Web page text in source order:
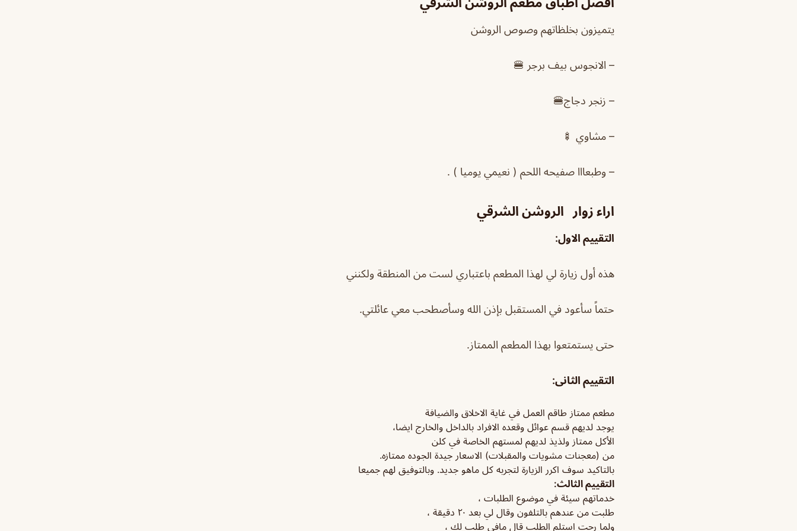
يتميزون بخلظاتهم وصوص الروشن
– الانجوس بيف برجر 🍔
– زنجر دجاج🍔
– مشاوي 🍢
– وطبعااا صفيحه اللحم ( نعيمي يوميا ) .
اراء زوار الروشن الشرقي
التقييم الاول:
هذه أول زيارة لي لهذا المطعم باعتباري لست من المنطقة ولكنني
حتماً سأعود في المستقبل بإذن الله وسأصطحب معي عائلتي.
حتى يستمتعوا بهذا المطعم الممتاز.
التقييم الثانى:
مطعم ممتاز طاقم العمل في غاية الاخلاق والضيافة
يوجد لديهم قسم عوائل وقعده الافراد بالداخل والخارج ايضا،
الأكل ممتاز ولذيذ لديهم لمستهم الخاصة في كلن
من (معجنات مشويات والمقبلات) الاسعار جيدة الجوده ممتازه.
بالتاكيد سوف اكرر الزيارة لتجربه كل ماهو جديد. وبالتوفيق لهم جميعا
التقييم الثالث:
خدماتهم سيئة في موضوع الطلبات ،
طلبت من عندهم بالتلفون وقال لي بعد ٢٠ دقيقة ،
ولما رحت استلم الطلب قال مافي طلب لك ،